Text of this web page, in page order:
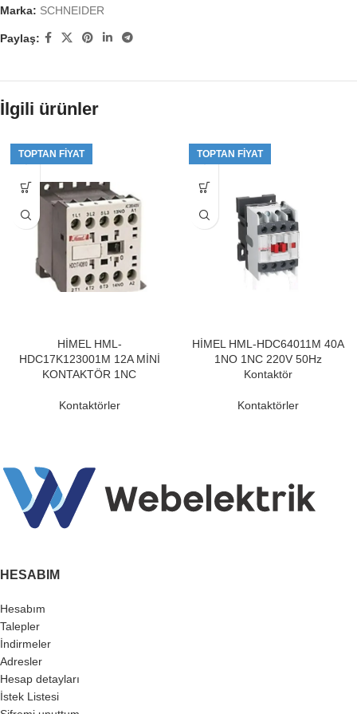
Marka: SCHNEIDER
Paylaş:
İlgili ürünler
TOPTAN FIYAT
HİMEL HML-
HDC17K123001M 12A MİNİ
KONTAKTÖR 1NC
Kontaktörler
TOPTAN FIYAT
HİMEL HML-HDC64011M 40A
1NO 1NC 220V 50Hz
Kontaktör
Kontaktörler
HESABIM
Hesabım
Talepler
İndirmeler
Adresler
Hesap detayları
İstek Listesi